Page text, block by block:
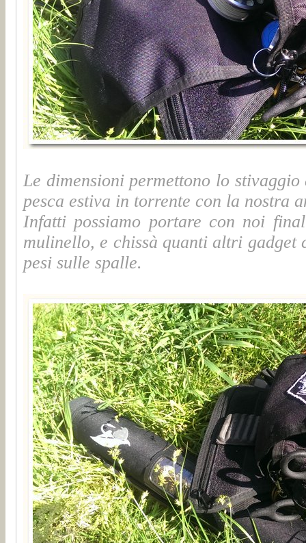
Le dimensioni permettono lo
pesca estiva in torrente con la nostra
Infatti possiamo portare con noi
mulinello, e chissà quanti altri gadget
pesi sulle spalle.